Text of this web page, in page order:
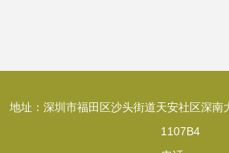
地址：深圳市福田区沙头街道天安社区深南
1107B4